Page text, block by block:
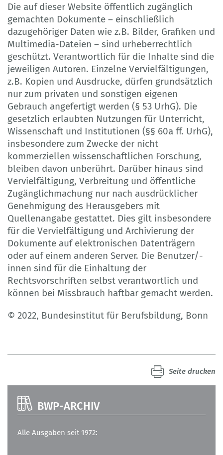
Die auf dieser Website öffentlich zugänglich
gemachten Dokumente – einschließlich
dazugehöriger Daten wie z.B. Bilder, Grafiken und
Multimedia-Dateien – sind urheberrechtlich
geschützt. Verantwortlich für die Inhalte sind die
jeweiligen Autoren. Einzelne Vervielfältigungen,
z.B. Kopien und Ausdrucke, dürfen grundsätzlich
nur zum privaten und sonstigen eigenen
Gebrauch angefertigt werden (§ 53 UrhG). Die
gesetzlich erlaubten Nutzungen für Unterricht,
Wissenschaft und Institutionen (§§ 60a ff. UrhG),
insbesondere zum Zwecke der nicht
kommerziellen wissenschaftlichen Forschung,
bleiben davon unberührt. Darüber hinaus sind
Vervielfältigung, Verbreitung und öffentliche
Zugänglichmachung nur nach ausdrücklicher
Genehmigung des Herausgebers mit
Quellenangabe gestattet. Dies gilt insbesondere
für die Vervielfältigung und Archivierung der
Dokumente auf elektronischen Datenträgern
oder auf einem anderen Server. Die Benutzer/-
innen sind für die Einhaltung der
Rechtsvorschriften selbst verantwortlich und
können bei Missbrauch haftbar gemacht werden.
© 2022, Bundesinstitut für Berufsbildung, Bonn
Seite drucken
BWP-ARCHIV
Alle Ausgaben seit 1972: